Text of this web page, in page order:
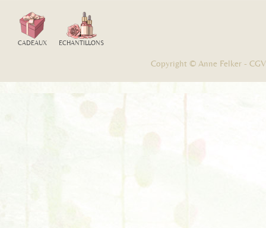
CADEAUX ECHANTILLONS
Copyright © Anne Felker - CGV